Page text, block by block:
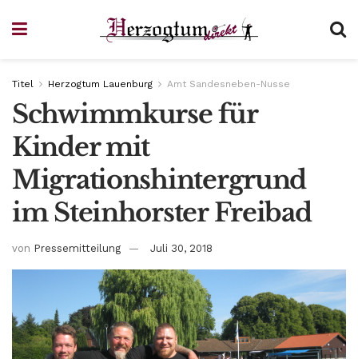
Titel Herzogtum Lauenburg Amt Sandesneben-Nusse
Schwimmkurse für
Kinder mit
Migrationshintergrund
im Steinhorster Freibad
von Pressemitteilung Juli 30, 2018